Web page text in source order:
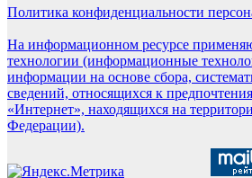
Политика конфиденциальности
На информационном ресурсе
технологии (информационные
информации на основе сбора,
сведений, относящихся к
«Интернет», находящихся на
Федерации).